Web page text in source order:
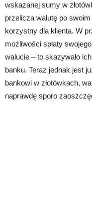
wskazanej sumy w
przelicza walutę po
korzystny dla klienta. W
możliwości spłaty
walucie – to skazywało
banku. Teraz jednak jest
bankowi w złotówkach,
naprawdę sporo